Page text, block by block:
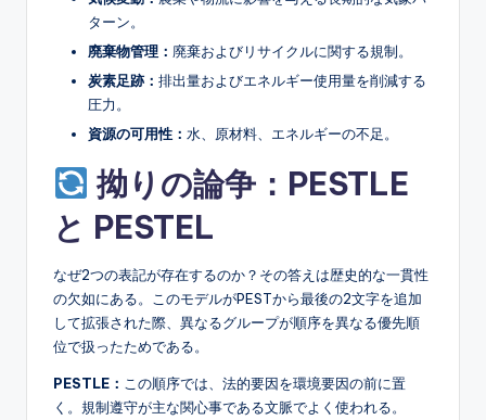
ターン。
廃棄物管理： 廃棄およびリサイクルに関する規制。
炭素足跡： 排出量およびエネルギー使用量を削減する
圧力。
資源の可用性： 水、原材料、エネルギーの不足。
拗りの論争：PESTLE
と PESTEL
なぜ2つの表記が存在するのか？その答えは歴史的な一貫性
の欠如にある。このモデルがPESTから最後の2文字を追加
して拡張された際、異なるグループが順序を異なる優先順
位で扱ったためである。
PESTLE： この順序では、法的要因を環境要因の前に置
く。規制遵守が主な関心事である文脈でよく使われる。